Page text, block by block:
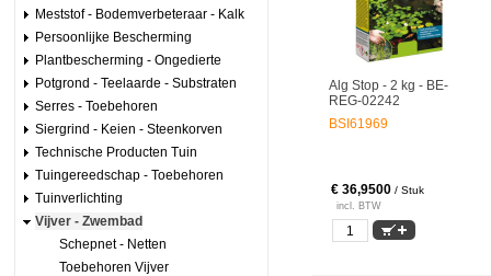
Meststof - Bodemverbeteraar - Kalk
Persoonlijke Bescherming
Plantbescherming - Ongedierte
Potgrond - Teelaarde - Substraten
Serres - Toebehoren
Siergrind - Keien - Steenkorven
Technische Producten Tuin
Tuingereedschap - Toebehoren
Tuinverlichting
Vijver - Zwembad
Schepnet - Netten
Toebehoren Vijver
Alg Stop - 2 kg - BE-
REG-02242
BSI61969
€ 36,9500 / Stuk
incl. BTW